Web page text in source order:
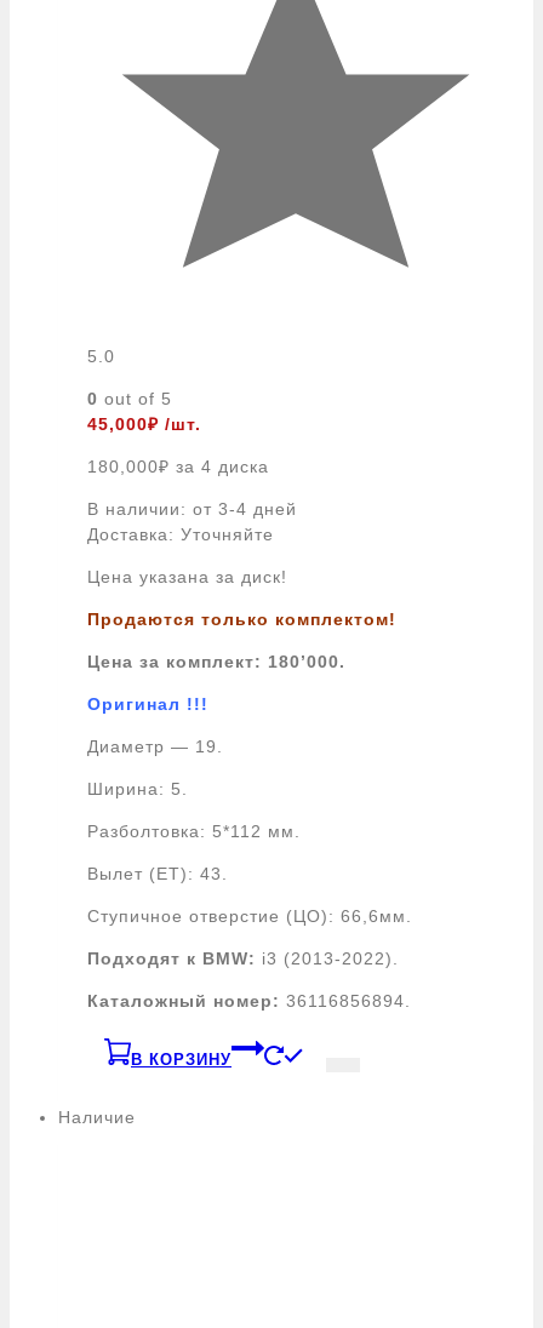
5.0
0 out of 5
45,000₽ /шт.
180,000₽ за 4 диска
В наличии: от 3-4 дней
Доставка: Уточняйте
Цена указана за диск!
Продаются только комплектом!
Цена за комплект: 180’000.
Оригинал !!!
Диаметр — 19.
Ширина: 5.
Разболтовка: 5*112 мм.
Вылет (ET): 43.
Ступичное отверстие (ЦО): 66,6мм.
Подходят к BMW: i3 (2013-2022).
Каталожный номер: 36116856894.
В КОРЗИНУ
Наличие